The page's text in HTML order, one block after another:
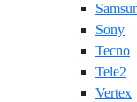
Sony
Tecno
Tele2
Vertex